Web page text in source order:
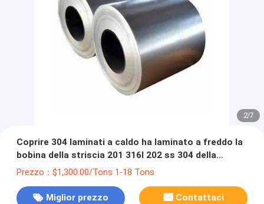
2/7
Coprire 304 laminati a caldo ha laminato a freddo la
bobina della striscia 201 316l 202 ss 304 della
bobina di acciaio inossidabile
Prezzo：$1,300.00/Tons 1-18 Tons
Miglior prezzo Contattaci